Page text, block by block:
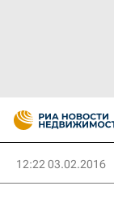
12:22 03.02.2016